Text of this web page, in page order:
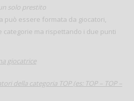
solo prestito
può essere formata da giocatori,
categorie ma rispettando i due punti
giocatrice
della categoria TOP (es: TOP – TOP –